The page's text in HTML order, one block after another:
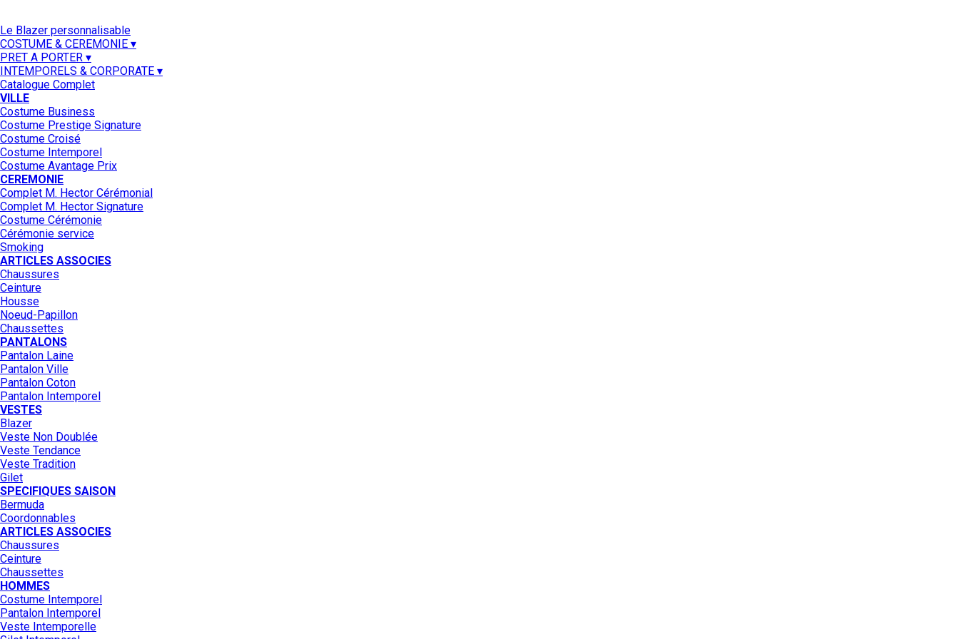
Le Blazer personnalisable
COSTUME & CEREMONIE ▾
PRET A PORTER ▾
INTEMPORELS & CORPORATE ▾
Catalogue Complet
VILLE
Costume Business
Costume Prestige Signature
Costume Croisé
Costume Intemporel
Costume Avantage Prix
CEREMONIE
Complet M. Hector Cérémonial
Complet M. Hector Signature
Costume Cérémonie
Cérémonie service
Smoking
ARTICLES ASSOCIES
Chaussures
Ceinture
Housse
Noeud-Papillon
Chaussettes
PANTALONS
Pantalon Laine
Pantalon Ville
Pantalon Coton
Pantalon Intemporel
VESTES
Blazer
Veste Non Doublée
Veste Tendance
Veste Tradition
Gilet
SPECIFIQUES SAISON
Bermuda
Coordonnables
ARTICLES ASSOCIES
Chaussures
Ceinture
Chaussettes
HOMMES
Costume Intemporel
Pantalon Intemporel
Veste Intemporelle